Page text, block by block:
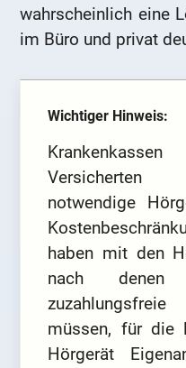
wahrscheinlich eine
im Büro und privat
Wichtiger Hinweis:
Versicherten
notwendige
haben mit den
nach denen
müssen, für die
Hörgerät